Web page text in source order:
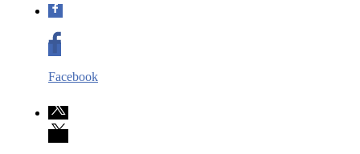
Facebook